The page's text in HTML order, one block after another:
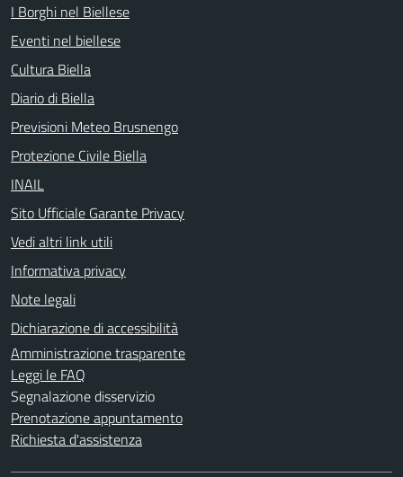
I Borghi nel Biellese
Eventi nel biellese
Cultura Biella
Diario di Biella
Previsioni Meteo Brusnengo
Protezione Civile Biella
INAIL
Sito Ufficiale Garante Privacy
Vedi altri link utili
Informativa privacy
Note legali
Dichiarazione di accessibilità
Amministrazione trasparente
Leggi le FAQ
Segnalazione disservizio
Prenotazione appuntamento
Richiesta d'assistenza